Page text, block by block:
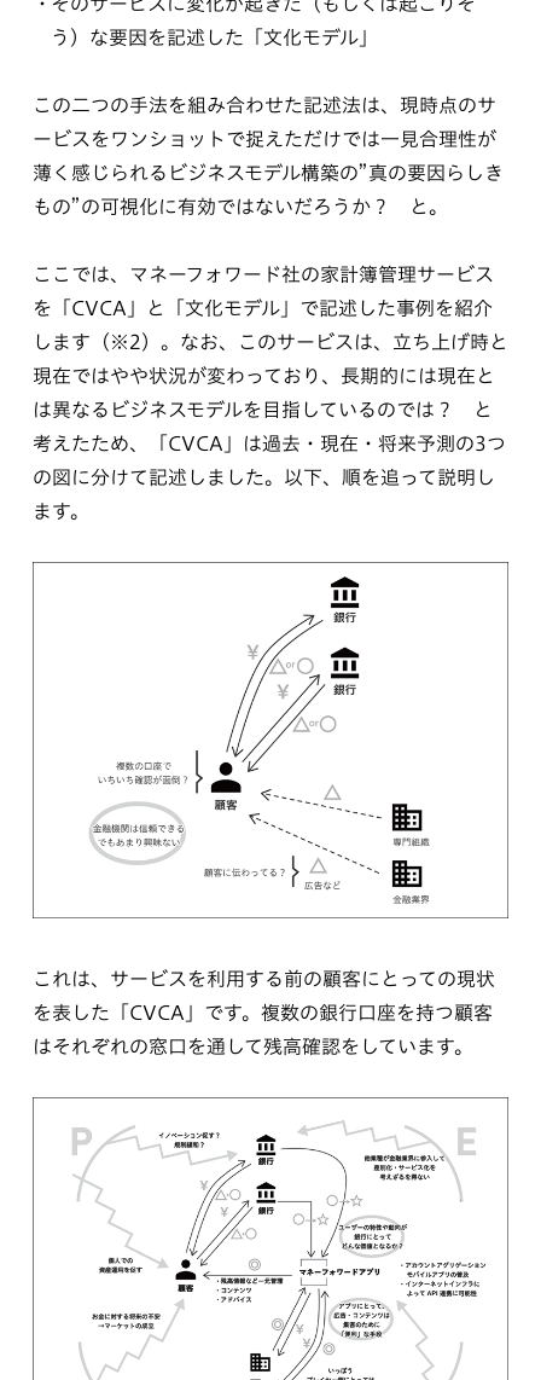
う）な要因を記述した「文化モデル」
この二つの手法を組み合わせた記述法は、現時点のサ
ービスをワンショットで捉えただけでは一見合理性が
薄く感じられるビジネスモデル構築の”真の要因らしき
もの”の可視化に有効ではないだろうか？ と。
ここでは、マネーフォワード社の家計簿管理サービス
を「CVCA」と「文化モデル」で記述した事例を紹介
します（※2）。なお、このサービスは、立ち上げ時と
現在ではやや状況が変わっており、長期的には現在と
は異なるビジネスモデルを目指しているのでは？ と
考えたため、「CVCA」は過去・現在・将来予測の3つ
の図に分けて記述しました。以下、順を追って説明し
ます。
これは、サービスを利用する前の顧客にとっての現状
を表した「CVCA」です。複数の銀行口座を持つ顧客
はそれぞれの窓口を通して残高確認をしています。